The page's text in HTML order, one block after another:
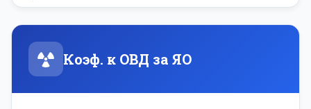
Коэф. к ОВД за ЯО